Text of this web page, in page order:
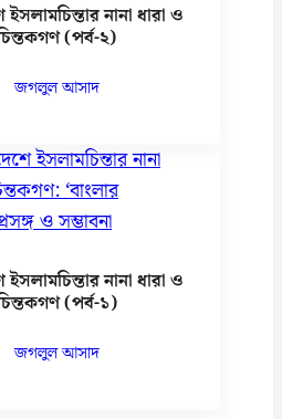
ইসলামচিন্তার নানা ধারা ও
(পর্ব-২)
জগলুল আসাদ
ইসলামচিন্তার নানা ধারা ও
(পর্ব-১)
জগলুল আসাদ